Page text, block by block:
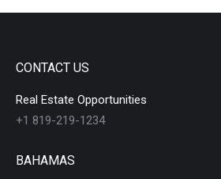
CONTACT US
Real Estate Opportunities
+1 819-219-1234
BAHAMAS